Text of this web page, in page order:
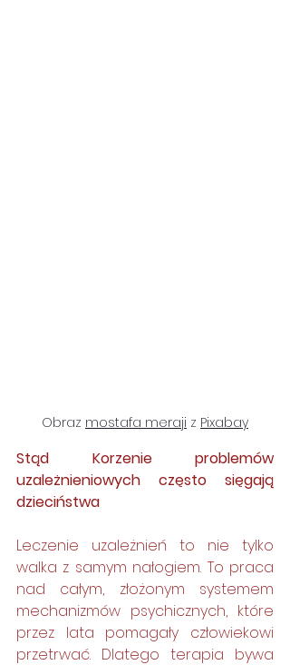
Obraz mostafa meraji z Pixabay
Stąd Korzenie problemów
uzależnieniowych często sięgają
dzieciństwa
Leczenie uzależnień to nie tylko
walka z samym nałogiem. To praca
nad całym, złożonym systemem
mechanizmów psychicznych, które
przez lata pomagały człowiekowi
przetrwać. Dlatego terapia bywa